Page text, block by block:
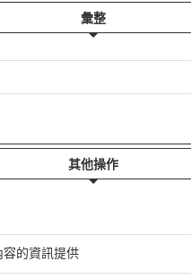
彙整
其他操作
容的資訊提供